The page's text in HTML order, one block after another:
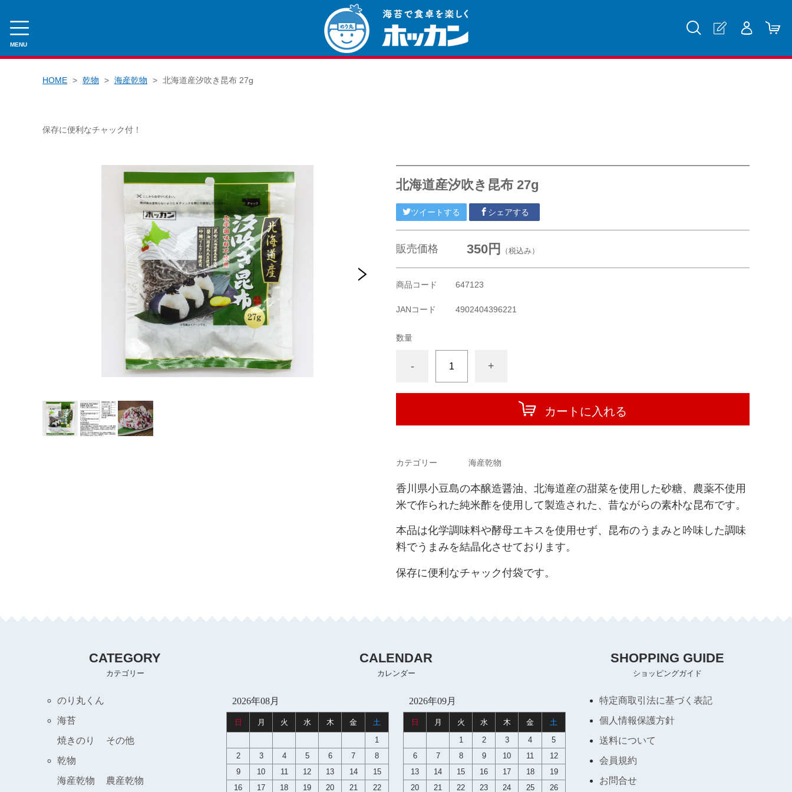
MENU
HOME 乾物 海産乾物 北海道産汐吹き昆布 27g
保存に便利なチャック付！
北海道産汐吹き昆布 27g
ツイートする シェアする
販売価格 350円 （税込み）
商品コード 647123
JANコード 4902404396221
数量
- +
カートに入れる
カテゴリー 海産乾物
香川県小豆島の本醸造醤油、北海道産の甜菜を使用した砂糖、農薬不使用
米で作られた純米酢を使用して製造された、昔ながらの素朴な昆布です。
本品は化学調味料や酵母エキスを使用せず、昆布のうまみと吟味した調味
料でうまみを結晶化させております。
保存に便利なチャック付袋です。
CATEGORY
カテゴリー
のり丸くん
海苔
焼きのり
その他
乾物
海産乾物
農産乾物
CALENDAR
カレンダー
2026年08月
日 月 火 水 木 金
土
1
2
3 4 5 6 7
8
9
10 11 12 13 14
15
16
17 18 19 20 21 22
2026年09月
日 月 火 水 木 金
土
1
2 3 4
5
6
7 8 9 10 11
12
13
14 15 16 17 18
19
20
21 22 23 24 25 26
SHOPPING GUIDE
ショッピングガイド
特定商取引法に基づく表記
個人情報保護方針
送料について
会員規約
お問合せ